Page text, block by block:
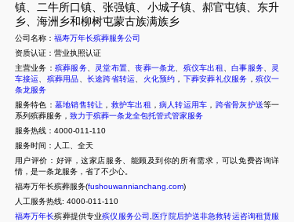
镇、二牛所口镇、张强镇、小城子镇、郝官屯镇、东升
乡、海洲乡和柳树屯蒙古族满族乡
公司名称： 福寿万年长殡葬服务公司
资质认证：营业执照认证
主营业务： 殡葬服务、 灵堂布置 、丧葬一条龙 殡仪车出租 、白事服务
灵
车接运
殡葬用品 长途跨省转运 火化预约 ， 下葬安葬礼仪服务 ， 殡仪一
条龙服务
服务特色： 墓地销售转让 ， 救护车出租 ， 病人转运用车 ， 跨省骨灰护送等一
系列殡葬服务， 致力于殡葬一条龙全包托管式管家服务
服务热线：4000-011-110
服务时间：人工、全天
用户评价：好评，这家店服务、能顾及到你的所有需求，可以免费咨询详
情，是一条龙服务，省了不少心。
福寿万年长殡葬服务(fushouwannianchang.com)
人工服务热线: 4000-011-110
福寿万年长殡葬提供专业殡仪服务公司 医疗院后护送非急救转运咨询租赁服